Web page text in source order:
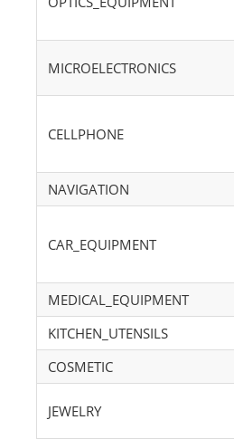
MICROELECTRONICS
CELLPHONE
NAVIGATION
CAR_EQUIPMENT
MEDICAL_EQUIPMENT
KITCHEN_UTENSILS
COSMETIC
JEWELRY